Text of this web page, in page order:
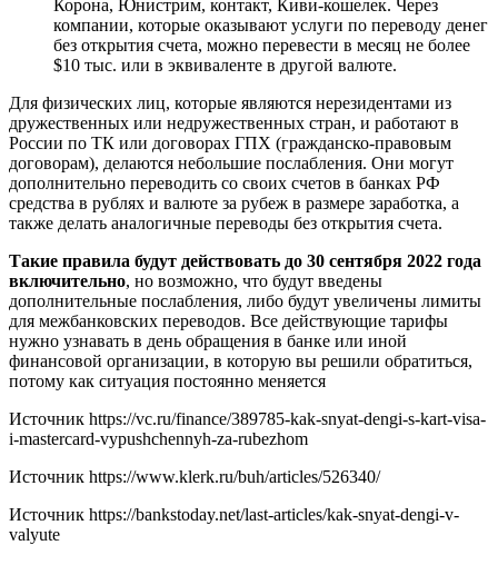
Корона, Юнистрим, контакт, Киви-кошелек. Через
компании, которые оказывают услуги по переводу денег
без открытия счета, можно перевести в месяц не более
$10 тыс. или в эквиваленте в другой валюте.
Для физических лиц, которые являются нерезидентами из
дружественных или недружественных стран, и работают в
России по ТК или договорах ГПХ (гражданско-правовым
договорам), делаются небольшие послабления. Они могут
дополнительно переводить со своих счетов в банках РФ
средства в рублях и валюте за рубеж в размере заработка, а
также делать аналогичные переводы без открытия счета.
Такие правила будут действовать до 30 сентября 2022 года
включительно, но возможно, что будут введены
дополнительные послабления, либо будут увеличены лимиты
для межбанковских переводов. Все действующие тарифы
нужно узнавать в день обращения в банке или иной
финансовой организации, в которую вы решили обратиться,
потому как ситуация постоянно меняется
Источник https://vc.ru/finance/389785-kak-snyat-dengi-s-kart-visa-
i-mastercard-vypushchennyh-za-rubezhom
Источник https://www.klerk.ru/buh/articles/526340/
Источник https://bankstoday.net/last-articles/kak-snyat-dengi-v-
valyute